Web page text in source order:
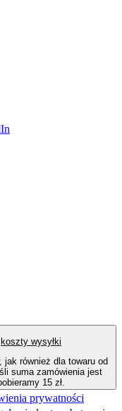
koszty wysyłki
jak również dla towaru od
suma zamówienia jest
15 zł.
prywatności